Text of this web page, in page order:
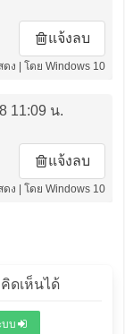
แจ้งลบ
ดง | โดย Windows 10
11:09 น.
แจ้งลบ
ดง | โดย Windows 10
ดเห็นได้
บบ